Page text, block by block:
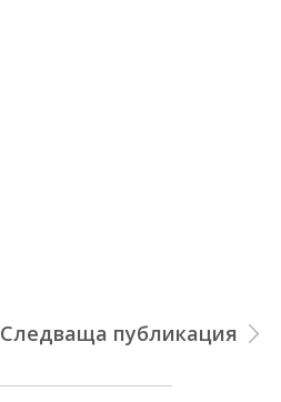
Следваща публикация